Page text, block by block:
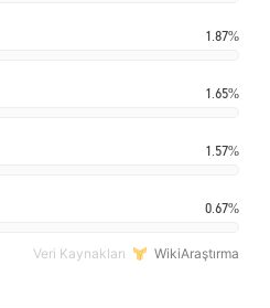
1.87%
1.65%
1.57%
0.67%
Veri Kaynakları WikiAraştırma